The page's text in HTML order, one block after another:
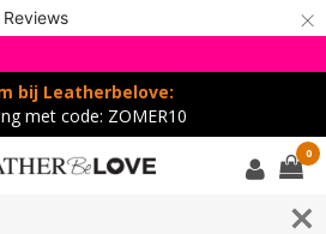
Reviews ×
bij Leatherbelove:
met code: ZOMER10
0